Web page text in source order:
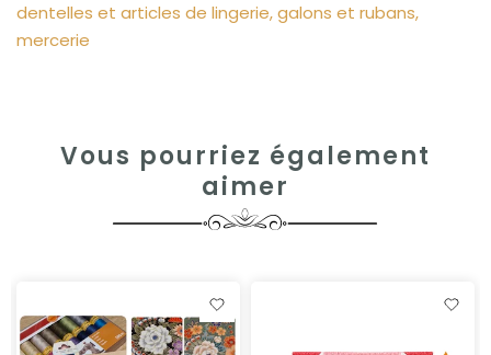
dentelles et articles de lingerie galons et rubans
mercerie
Vous pourriez également
aimer